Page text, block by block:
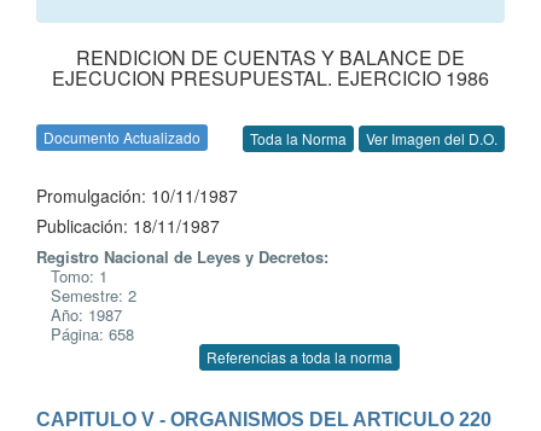
RENDICION DE CUENTAS Y BALANCE DE
EJECUCION PRESUPUESTAL. EJERCICIO 1986
Documento Actualizado Toda la Norma Ver Imagen del D.O.
Promulgación: 10/11/1987
Publicación: 18/11/1987
Registro Nacional de Leyes y Decretos:
Tomo: 1
Semestre: 2
Año: 1987
Página: 658
Referencias a toda la norma
CAPITULO V - ORGANISMOS DEL ARTICULO 220